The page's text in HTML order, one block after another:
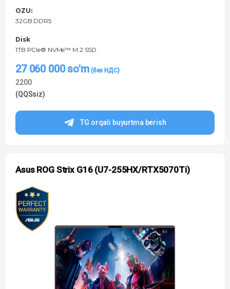
OZU:
32GB DDR5
Disk
1TB PCIe® NVMe™ M.2 SSD
27 060 000so'm
2200
(QQSsiz)
TG orqali buyurtma berish
Asus ROG Strix G16 (U7-255HX/RTX5070Ti)